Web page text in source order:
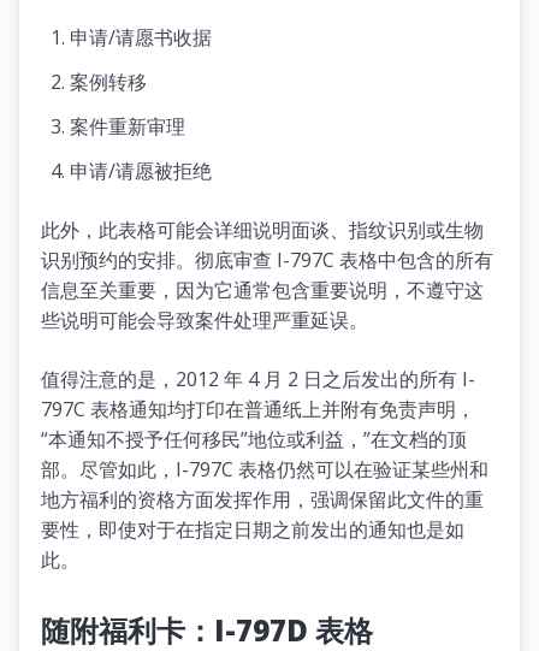
申请/请愿书收据
案例转移
案件重新审理
申请/请愿被拒绝
此外，此表格可能会详细说明面谈、指纹识别或生物
识别预约的安排。彻底审查 I-797C 表格中包含的所有
信息至关重要，因为它通常包含重要说明，不遵守这
些说明可能会导致案件处理严重延误。
值得注意的是，2012 年 4 月 2 日之后发出的所有 I-
797C 表格通知均打印在普通纸上并附有免责声明，
“本通知不授予任何移民”地位或利益，”在文档的顶
部。尽管如此，I-797C 表格仍然可以在验证某些州和
地方福利的资格方面发挥作用，强调保留此文件的重
要性，即使对于在指定日期之前发出的通知也是如
此。
随附福利卡：I-797D 表格